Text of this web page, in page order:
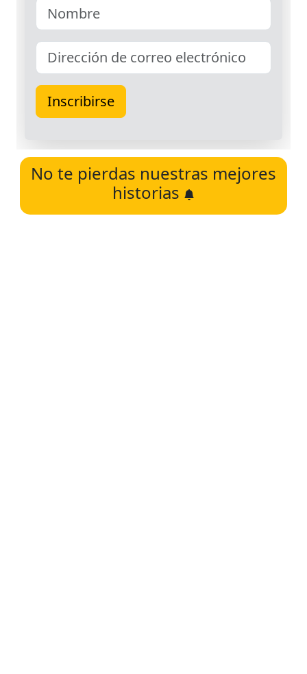
No te pierdas nuestras mejores
historias